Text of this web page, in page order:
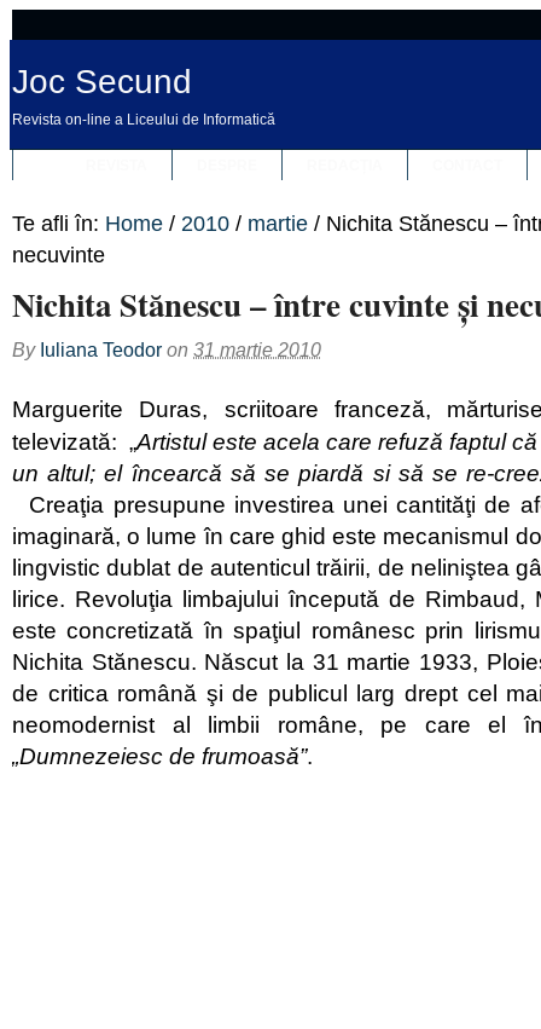
Joc Secund
Revista on-line a Liceului de Informatică
Te afli în: Home / 2010 / martie / Nichita Stănescu –
necuvinte
Nichita Stănescu – între cuvinte și
By Iuliana Teodor on 31 martie 2010
Marguerite Duras, scriitoare franceză,
televizată: „Artistul este acela care refuză faptul
un altul; el încearcă să se piardă si să se re-
Creaţia presupune investirea unei cantităţi de
imaginară, o lume în care ghid este mecanismul
lingvistic dublat de autenticul trăirii, de neliniştea
lirice. Revoluţia limbajului începută de Rimbaud,
este concretizată în spaţiul românesc prin
Nichita Stănescu. Născut la 31 martie 1933,
de critica română şi de publicul larg drept cel
neomodernist al limbii române, pe care el
„Dumnezeiesc de frumoasă”.